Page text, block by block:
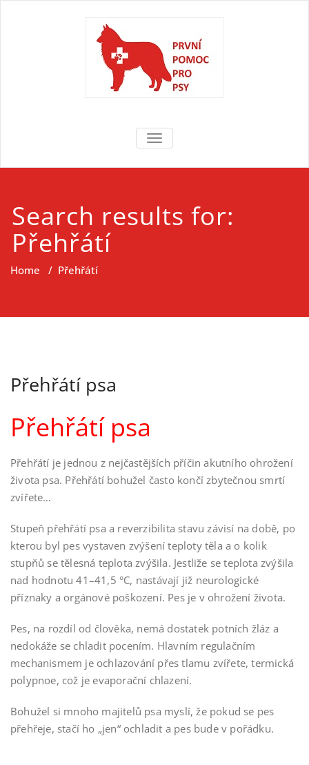
První pomoc
pro psy
První pomoc pro psy
TOGGLE NAVIGATION
Search results for:
Přehřátí
Home / Přehřátí
Přehřátí psa
Přehřátí psa
Přehřátí je jednou z nejčastějších příčin akutního ohrožení
života psa. Přehřátí bohužel často končí zbytečnou smrtí
zvířete…
Stupeň přehřátí psa a reverzibilita stavu závisí na době, po
kterou byl pes vystaven zvýšení teploty těla a o kolik
stupňů se tělesná teplota zvýšila. Jestliže se teplota zvýšila
nad hodnotu 41–41,5 °C, nastávají již neurologické
příznaky a orgánové poškození. Pes je v ohrožení života.
Pes, na rozdíl od člověka, nemá dostatek potních žláz a
nedokáže se chladit pocením. Hlavním regulačním
mechanismem je ochlazování přes tlamu zvířete, termická
polypnoe, což je evaporační chlazení.
Bohužel si mnoho majitelů psa myslí, že pokud se pes
přehřeje, stačí ho „jen“ ochladit a pes bude v pořádku.